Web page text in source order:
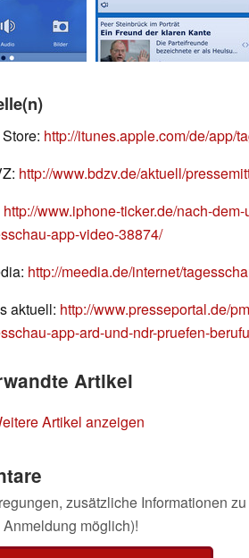
http://itunes.apple.com/de/app/
http://www.bdzv.de/aktuell/
http://www.iphone-ticker.de/nach-
app-video-38874/
http://meedia.de/internet/
aktuell: http://www.presseportal.de/
app-ard-und-ndr-pruefen-
Artikel
Artikel anzeigen
zusätzliche Informationen
möglich)!